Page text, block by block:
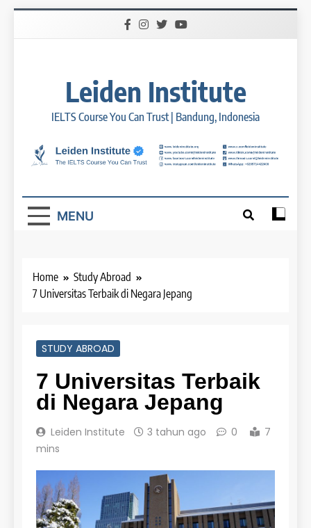
Leiden Institute
IELTS Course You Can Trust | Bandung, Indonesia
MENU
Home
Study Abroad
7 Universitas Terbaik di Negara Jepang
STUDY ABROAD
7 Universitas Terbaik
di Negara Jepang
Leiden Institute 3 tahun ago 0
7
mins